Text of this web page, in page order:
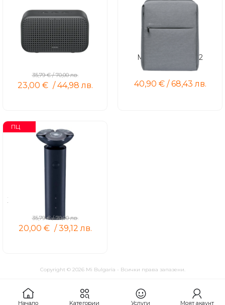
35,79€/70,00лв.
23,00 € /44,98лв.
Mi City Backpack 2
40,90 € /68,43лв.
ПЦ
Xiaomi Electric Shaver S101
35,79€/70,00лв.
20,00 € /39,12лв.
Copyright © 2026 Mi Bulgaria - Всички права запазени.
Начало Kатегории Услуги Моят акаунт